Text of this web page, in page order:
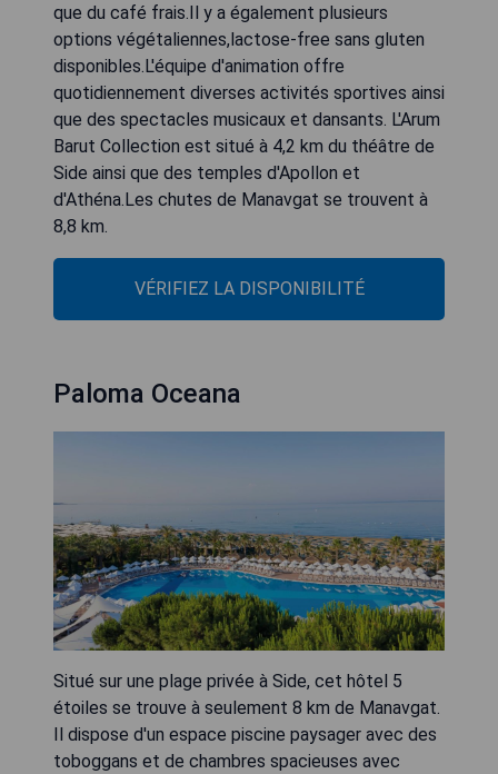
que du café frais.Il y a également plusieurs
options végétaliennes,lactose-free sans gluten
disponibles.L'équipe d'animation offre
quotidiennement diverses activités sportives ainsi
que des spectacles musicaux et dansants. L'Arum
Barut Collection est situé à 4,2 km du théâtre de
Side ainsi que des temples d'Apollon et
d'Athéna.Les chutes de Manavgat se trouvent à
8,8 km.
VÉRIFIEZ LA DISPONIBILITÉ
Paloma Oceana
Situé sur une plage privée à Side, cet hôtel 5
étoiles se trouve à seulement 8 km de Manavgat.
Il dispose d'un espace piscine paysager avec des
toboggans et de chambres spacieuses avec